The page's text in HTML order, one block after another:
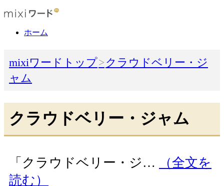
ホーム
mixiワードトップ
クラウドベリー・ジ
ャム
クラウドベリー・ジャム
「クラウドベリー・ジ…
（全文を
読む）